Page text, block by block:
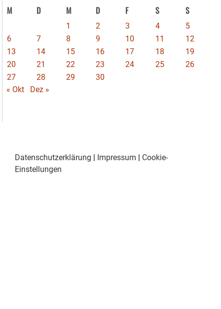
M D M D F S S
1 2 3 4
5
6
7 8 9 10 11
12
13
14 15 16 17 18
19
20
21 22 23 24 25
26
27
28 29
30
« Okt
Dez »
Datenschutzerklärung Impressum
Cookie-
Einstellungen